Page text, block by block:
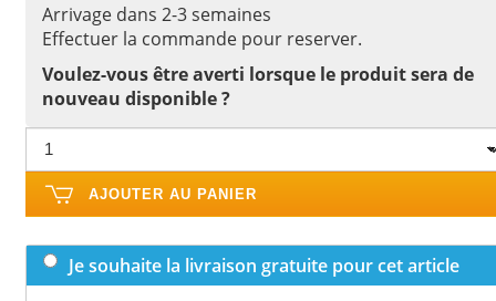
Arrivage dans 2-3 semaines
Effectuer la commande pour reserver.
Voulez-vous être averti lorsque le produit sera de
nouveau disponible ?
AJOUTER AU PANIER
Je souhaite la livraison gratuite pour cet article